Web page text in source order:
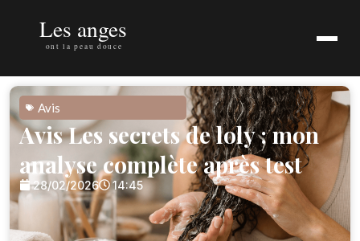
Avis
Avis Les secrets de loly : mon
analyse complète après test
28/02/2026 14:45